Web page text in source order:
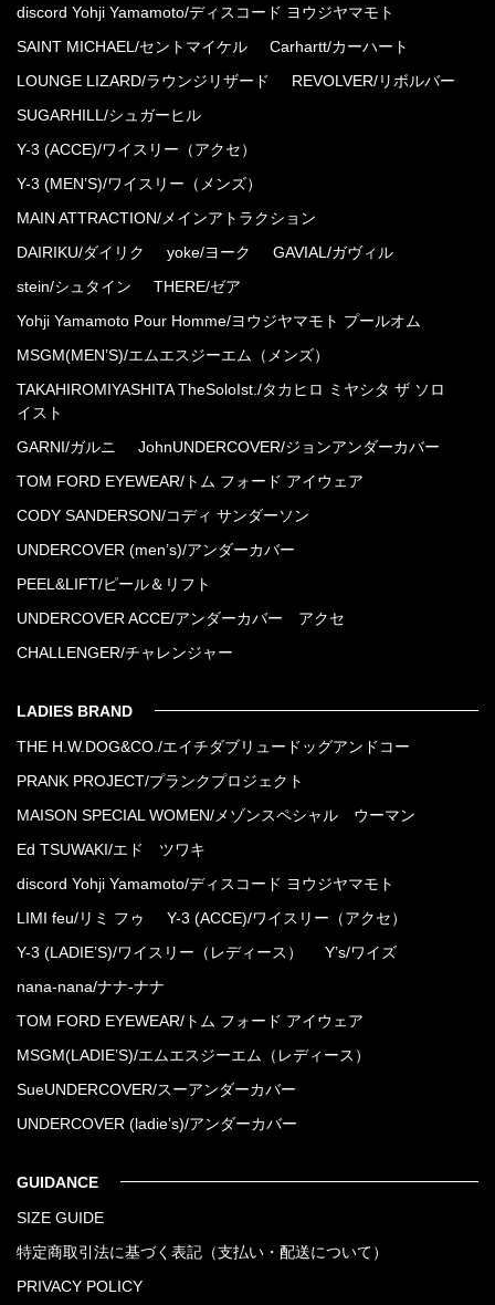
discord Yohji Yamamoto/ディスコード ヨウジヤマモト
SAINT MICHAEL/セントマイケル Carhartt/カーハート
LOUNGE LIZARD/ラウンジリザード REVOLVER/リボルバー
SUGARHILL/シュガーヒル
Y-3 (ACCE)/ワイスリー（アクセ）
Y-3 (MEN’S)/ワイスリー（メンズ）
MAIN ATTRACTION/メインアトラクション
DAIRIKU/ダイリク yoke/ヨーク GAVIAL/ガヴィル
stein/シュタイン THERE/ゼア
Yohji Yamamoto Pour Homme/ヨウジヤマモト プールオム
MSGM(MEN’S)/エムエスジーエム（メンズ）
TAKAHIROMIYASHITA TheSoloIst./タカヒロ ミヤシタ ザ ソロ
イスト
GARNI/ガルニ JohnUNDERCOVER/ジョンアンダーカバー
TOM FORD EYEWEAR/トム フォード アイウェア
CODY SANDERSON/コディ サンダーソン
UNDERCOVER (men’s)/アンダーカバー
PEEL&LIFT/ピール＆リフト
UNDERCOVER ACCE/アンダーカバー アクセ
CHALLENGER/チャレンジャー
LADIES BRAND
THE H.W.DOG&CO./エイチダブリュードッグアンドコー
PRANK PROJECT/プランクプロジェクト
MAISON SPECIAL WOMEN/メゾンスペシャル ウーマン
Ed TSUWAKI/エド ツワキ
discord Yohji Yamamoto/ディスコード ヨウジヤマモト
LIMI feu/リミ フゥ Y-3 (ACCE)/ワイスリー（アクセ）
Y-3 (LADIE’S)/ワイスリー（レディース） Y’s/ワイズ
nana-nana/ナナ-ナナ
TOM FORD EYEWEAR/トム フォード アイウェア
MSGM(LADIE’S)/エムエスジーエム（レディース）
SueUNDERCOVER/スーアンダーカバー
UNDERCOVER (ladie’s)/アンダーカバー
GUIDANCE
SIZE GUIDE
特定商取引法に基づく表記（支払い・配送について）
PRIVACY POLICY